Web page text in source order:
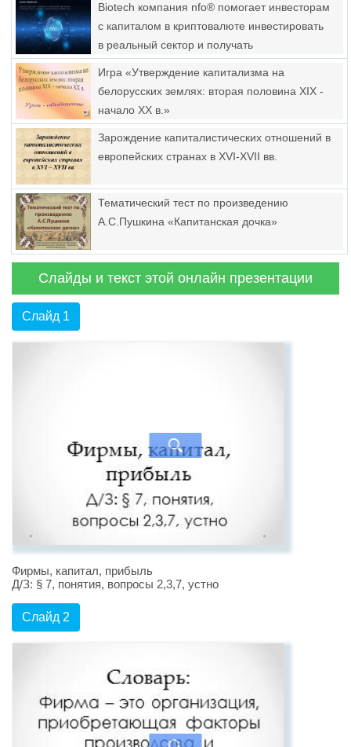
Biotech компания nfo® помогает инвесторам
с капиталом в криптовалюте инвестировать
в реальный сектор и получать
Игра «Утверждение капитализма на
белорусских землях: вторая половина XIX -
начало XX в.»
Зарождение капиталистических отношений в
европейских странах в XVI-XVII вв.
Тематический тест по произведению
А.С.Пушкина «Капитанская дочка»
Слайды и текст этой онлайн презентации
Слайд 1
Фирмы, капитал, прибыль
Д/З: § 7, понятия, вопросы 2,3,7, устно
Слайд 2